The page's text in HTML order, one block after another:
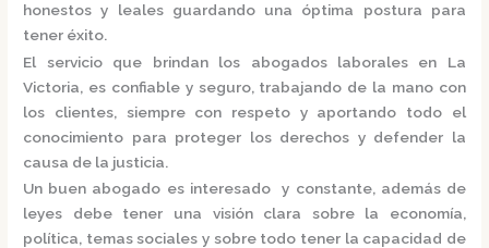
honestos y leales guardando una óptima postura para
tener éxito.
El servicio que brindan los abogados laborales en La
Victoria, es confiable y seguro, trabajando de la mano con
los clientes, siempre con respeto y aportando todo el
conocimiento para proteger los derechos y defender la
causa de la justicia.
Un buen abogado es interesado y constante, además de
leyes debe tener una visión clara sobre la economía,
política, temas sociales y sobre todo tener la capacidad de